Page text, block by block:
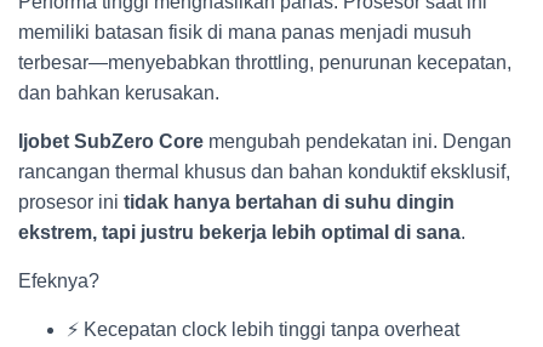
memiliki batasan fisik di mana panas menjadi musuh
terbesar—menyebabkan throttling, penurunan kecepatan,
dan bahkan kerusakan.
Ijobet SubZero Core mengubah pendekatan ini. Dengan
rancangan thermal khusus dan bahan konduktif eksklusif,
prosesor ini tidak hanya bertahan di suhu dingin
ekstrem, tapi justru bekerja lebih optimal di sana.
Efeknya?
⚡ Kecepatan clock lebih tinggi tanpa overheat